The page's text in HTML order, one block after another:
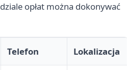
opłat można dokonywać
Telefon Lokalizacja